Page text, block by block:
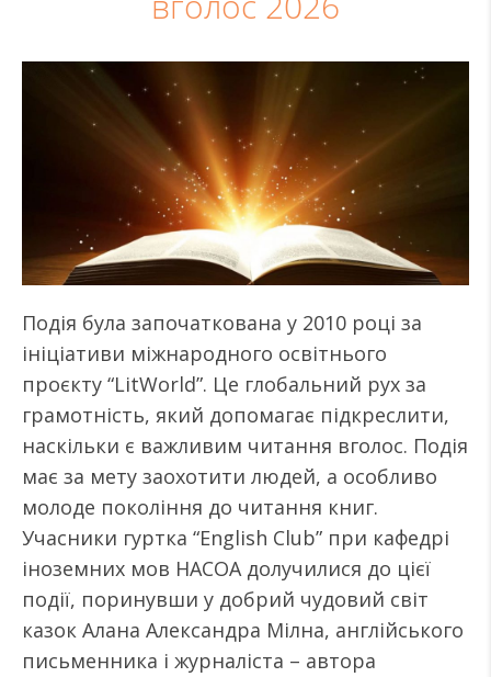
Подія була започаткована у 2010 році за
ініціативи міжнародного освітнього
проєкту “LitWorld”. Це глобальний рух за
грамотність, який допомагає підкреслити,
наскільки є важливим читання вголос. Подія
має за мету заохотити людей, а особливо
молоде покоління до читання книг.
Учасники гуртка “English Club” при кафедрі
іноземних мов НАСОА долучилися до цієї
події, поринувши у добрий чудовий світ
казок Алана Александра Мілна, англійського
письменника і журналіста – автора